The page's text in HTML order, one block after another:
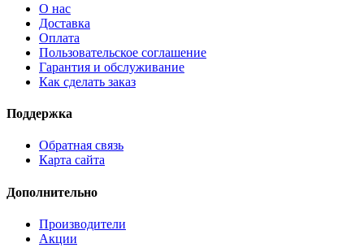
О нас
Доставка
Оплата
Пользовательское соглашение
Гарантия и обслуживание
Как сделать заказ
Поддержка
Обратная связь
Карта сайта
Дополнительно
Производители
Акции